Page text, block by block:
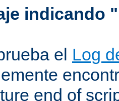
indicando
el Log
end of